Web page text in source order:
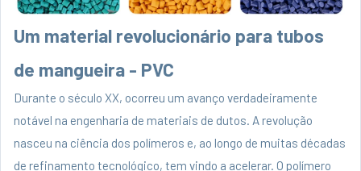
Um material revolucionário para tubos
de mangueira - PVC
Durante o século XX, ocorreu um avanço verdadeiramente
notável na engenharia de materiais de dutos. A revolução
nasceu na ciência dos polímeros e, ao longo de muitas décadas
de refinamento tecnológico, tem vindo a acelerar. O polímero